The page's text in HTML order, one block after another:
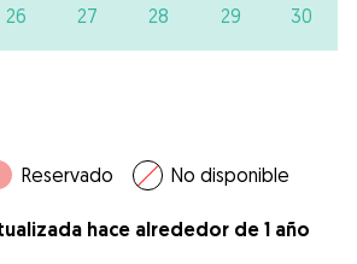
26 27 28 29 30
Reservado No disponible
hace alrededor de 1 año